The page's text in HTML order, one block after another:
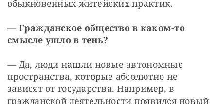
обыкновенных житейских практик.
— Гражданское общество в каком-то
смысле ушло в тень?
— Да, люди нашли новые автономные
пространства, которые абсолютно не
зависят от государства. Например, в
гражданской деятельности появился новый